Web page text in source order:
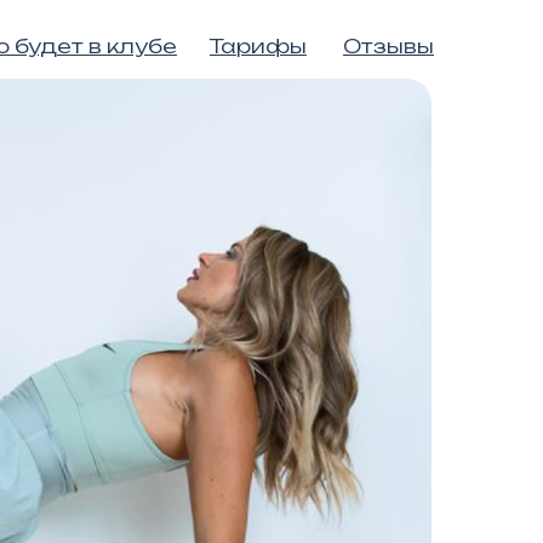
будет в клубе Тарифы Отзывы